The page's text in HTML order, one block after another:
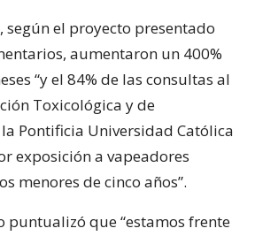
según el proyecto presentado
aumentaron un 400%
“y el 84% de las consultas al
Toxicológica y de
Pontificia Universidad Católica
exposición a vapeadores
menores de cinco años”.
puntualizó que “estamos frente